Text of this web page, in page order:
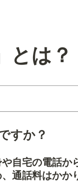
とは？
すか？
自宅の電話
通話料はかか